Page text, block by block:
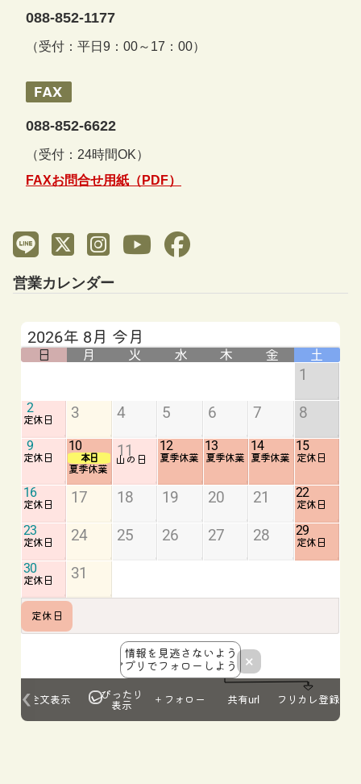
088-852-1177
（受付：平日9：00～17：00）
088-852-6622
（受付：24時間OK）
FAXお問合せ用紙（PDF）
営業カレンダー